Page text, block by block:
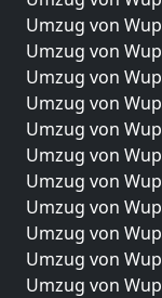
Umzug von
Umzug von
Umzug von
Umzug von
Umzug von
Umzug von
Umzug von
Umzug von
Umzug von
Umzug von
Umzug von